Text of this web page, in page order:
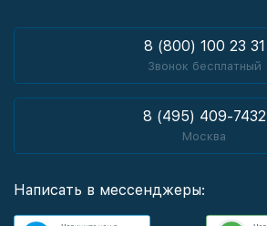
8 (800) 100 23 31
Звонок бесплатный
8 (495) 409-7432
Москва
Написать в мессенджеры: